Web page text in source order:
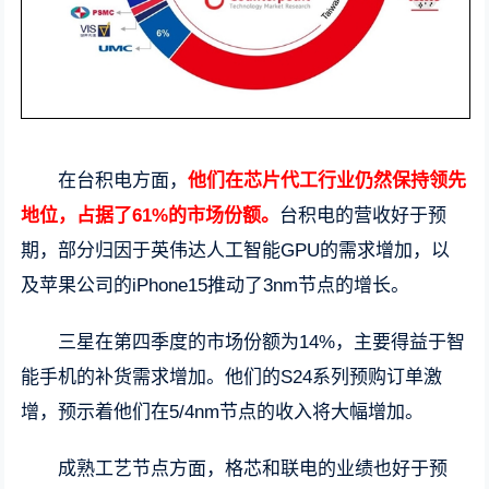
在台积电方面，他们在芯片代工行业仍然保持领先
地位，占据了61%的市场份额。 台积电的营收好于预
期，部分归因于英伟达人工智能GPU的需求增加，以
及苹果公司的iPhone15推动了3nm节点的增长。
三星在第四季度的市场份额为14%，主要得益于智
能手机的补货需求增加。他们的S24系列预购订单激
增，预示着他们在5/4nm节点的收入将大幅增加。
成熟工艺节点方面，格芯和联电的业绩也好于预